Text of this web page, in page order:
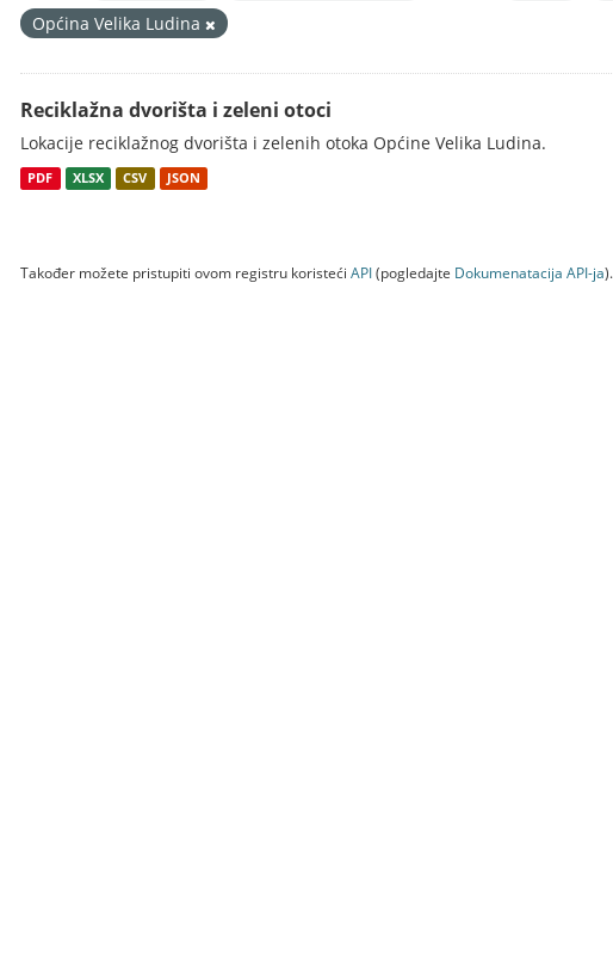
Općina Velika Ludina
Reciklažna dvorišta i zeleni otoci
Lokacije reciklažnog dvorišta i zelenih otoka Općine Velika Ludina.
PDF XLSX CSV JSON
Također možete pristupiti ovom registru koristeći API(pogledajte Dokumenаtаcijа API-jа).